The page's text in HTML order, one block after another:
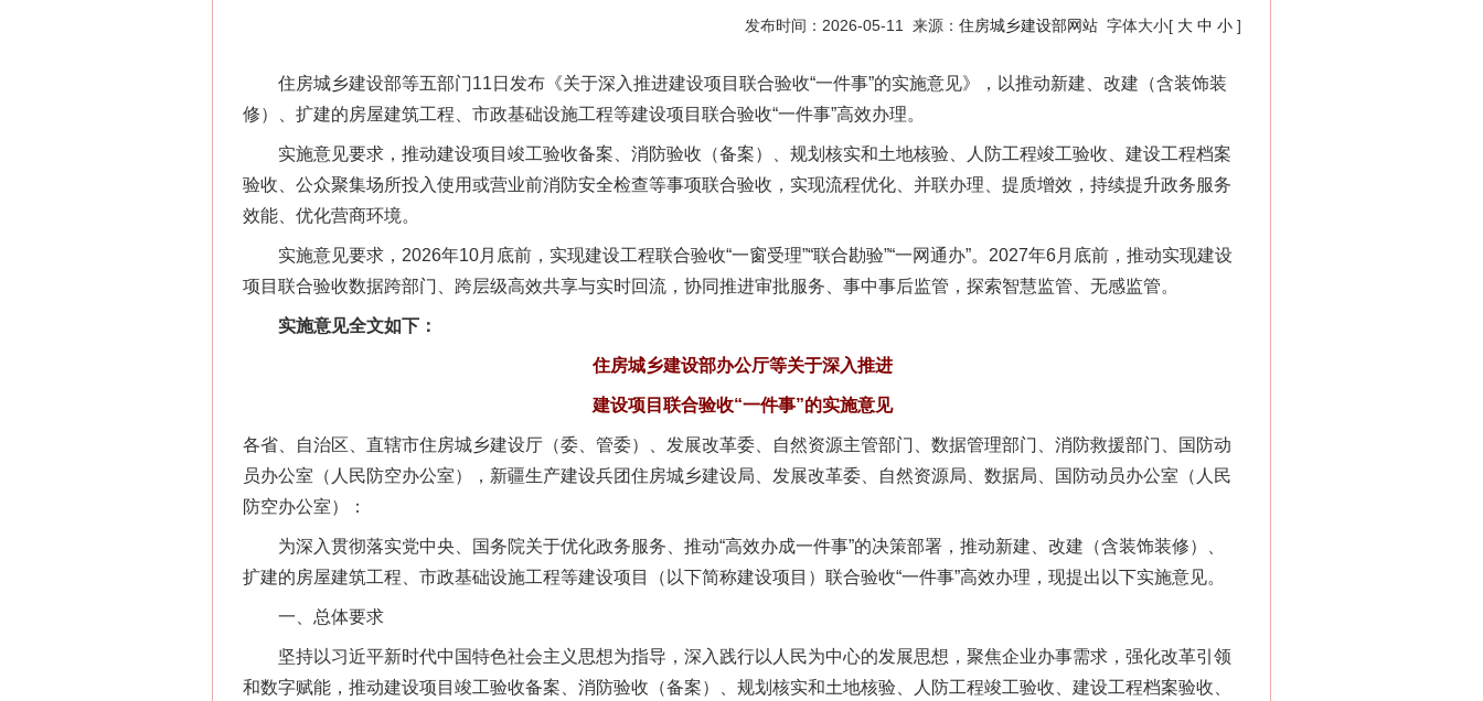
发布时间：2026-05-11 来源： 住房城乡建设部网站 字体大小[ 大 中 小 ]
住房城乡建设部等五部门11日发布《关于深入推进建设项目联合验收“一件事”的实施意见》，以推动新建、改建（含装饰装
修）、扩建的房屋建筑工程、市政基础设施工程等建设项目联合验收“一件事”高效办理。
实施意见要求，推动建设项目竣工验收备案、消防验收（备案）、规划核实和土地核验、人防工程竣工验收、建设工程档案
验收、公众聚集场所投入使用或营业前消防安全检查等事项联合验收，实现流程优化、并联办理、提质增效，持续提升政务服务
效能、优化营商环境。
实施意见要求，2026年10月底前，实现建设工程联合验收“一窗受理”“联合勘验”“一网通办”。2027年6月底前，推动实现建设
项目联合验收数据跨部门、跨层级高效共享与实时回流，协同推进审批服务、事中事后监管，探索智慧监管、无感监管。
实施意见全文如下：
住房城乡建设部办公厅等关于深入推进
建设项目联合验收“一件事”的实施意见
各省、自治区、直辖市住房城乡建设厅（委、管委）、发展改革委、自然资源主管部门、数据管理部门、消防救援部门、国防动
员办公室（人民防空办公室），新疆生产建设兵团住房城乡建设局、发展改革委、自然资源局、数据局、国防动员办公室（人民
防空办公室）：
为深入贯彻落实党中央、国务院关于优化政务服务、推动“高效办成一件事”的决策部署，推动新建、改建（含装饰装修）、
扩建的房屋建筑工程、市政基础设施工程等建设项目（以下简称建设项目）联合验收“一件事”高效办理，现提出以下实施意见。
一、总体要求
坚持以习近平新时代中国特色社会主义思想为指导，深入践行以人民为中心的发展思想，聚焦企业办事需求，强化改革引领
和数字赋能，推动建设项目竣工验收备案、消防验收（备案）、规划核实和土地核验、人防工程竣工验收、建设工程档案验收、